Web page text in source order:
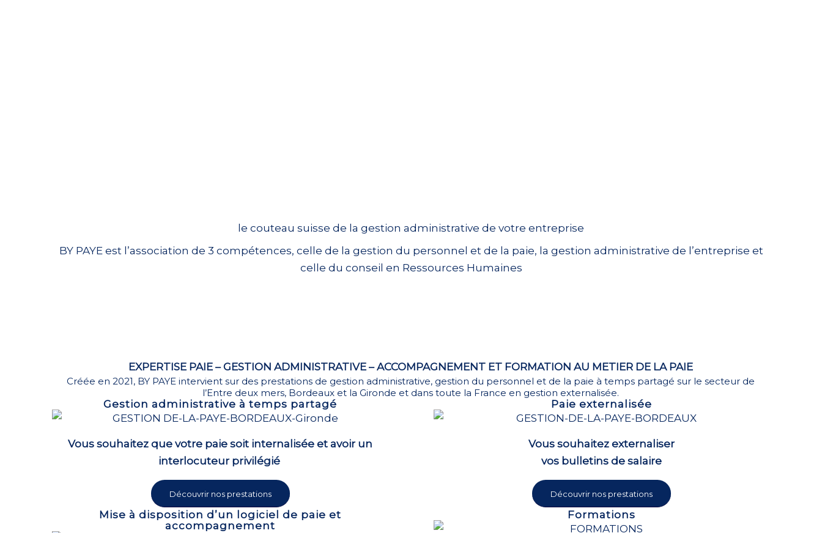
le couteau suisse de la gestion administrative de votre entreprise
BY PAYE est l’association de 3 compétences, celle de la gestion du personnel et de la paie, la gestion administrative de l’entreprise et
celle du conseil en Ressources Humaines
EXPERTISE PAIE – GESTION ADMINISTRATIVE – ACCOMPAGNEMENT ET FORMATION AU METIER DE LA PAIE
Créée en 2021, BY PAYE intervient sur des prestations de gestion administrative, gestion du personnel et de la paie à temps partagé sur le secteur de
l’Entre deux mers, Bordeaux et la Gironde et dans toute la France en gestion externalisée.
Gestion administrative à temps partagé
Vous souhaitez que votre paie soit internalisée et avoir un
interlocuteur privilégié
Découvrir nos prestations
Paie externalisée
Vous souhaitez externaliser
vos bulletins de salaire
Découvrir nos prestations
Mise à disposition d’un logiciel de paie et
accompagnement
Formations